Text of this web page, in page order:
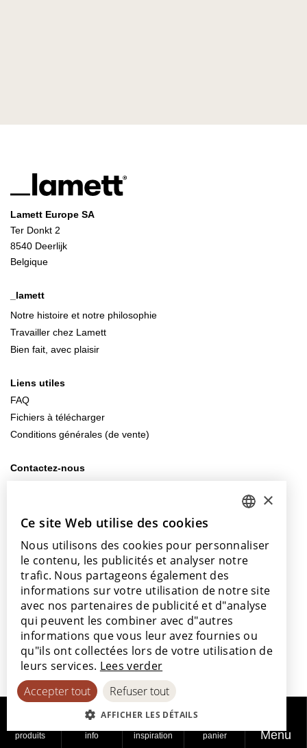
produits info inspiration panier Menu
Lamett Europe SA
Ter Donkt 2
8540 Deerlijk
Belgique
_lamett
Notre histoire et notre philosophie
Travailler chez Lamett
Bien fait, avec plaisir
Liens utiles
FAQ
Fichiers à télécharger
Conditions générales (de vente)
Contactez-nous
Notre salle d’exposition
Nos points de vente
Avec le soutien de
ENGLISH
FRENCH
SPANISH
×
Ce site Web utilise des cookies
Nous utilisons des cookies pour personnaliser
le contenu, les publicités et analyser notre
trafic. Nous partageons également des
informations sur votre utilisation de notre site
avec nos partenaires de publicité et d"analyse
qui peuvent les combiner avec d"autres
informations que vous leur avez fournies ou
qu"ils ont collectées lors de votre utilisation de
leurs services. Lees verder
Accepter tout
Refuser tout
AFFICHER LES DÉTAILS